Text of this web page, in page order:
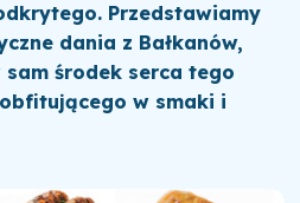
Przedstawiamy
dania z Bałkanów,
środek serca tego
w smaki i